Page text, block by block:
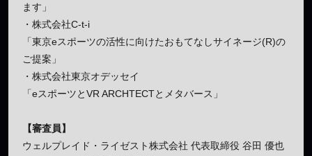
ます」
・株式会社C-t-i
「東京eスポーツの活性に向けたおもてなしサイネージ(R)の
ご提案」
・株式会社東京オデッセイ
「eスポーツとVR ARCHTECTとメタバース」
【審査員】
ウェルプレイド・ライゼスト株式会社 代表取締役 谷田 優也